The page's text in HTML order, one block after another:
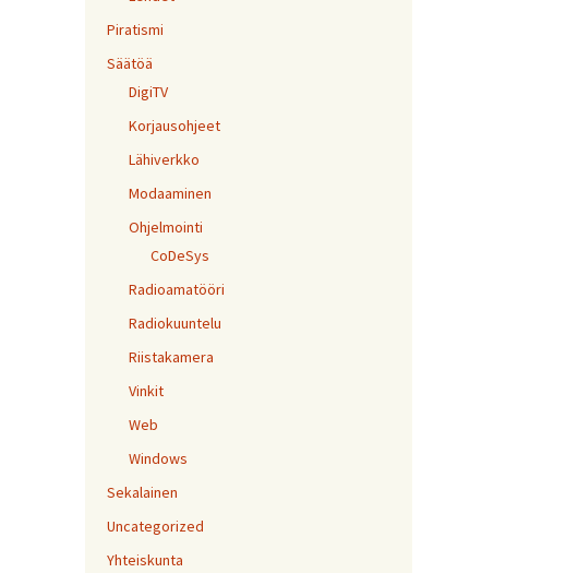
Piratismi
Säätöä
DigiTV
Korjausohjeet
Lähiverkko
Modaaminen
Ohjelmointi
CoDeSys
Radioamatööri
Radiokuuntelu
Riistakamera
Vinkit
Web
Windows
Sekalainen
Uncategorized
Yhteiskunta